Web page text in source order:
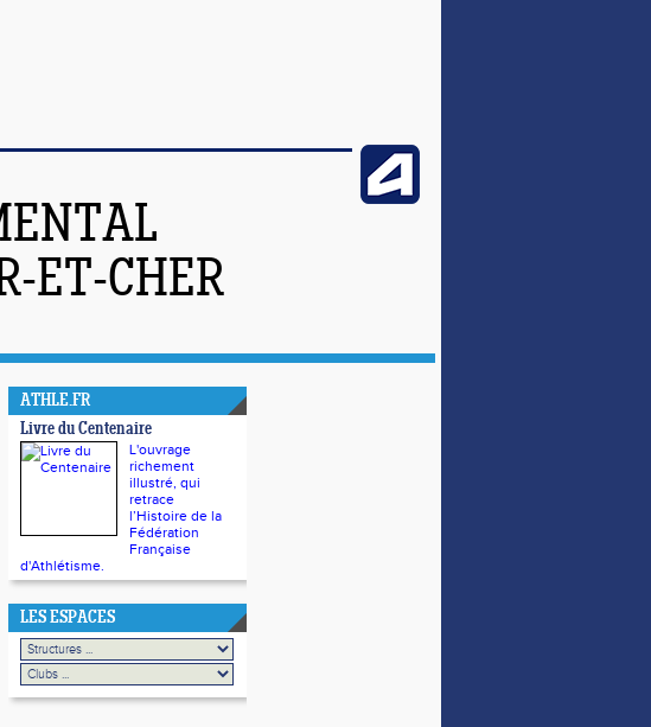
ET-CHER
ATHLE.FR
Livre du Centenaire
L'ouvrage
richement
illustré, qui
retrace
l’Histoire de la
Fédération
Française
d'Athlétisme.
LES ESPACES